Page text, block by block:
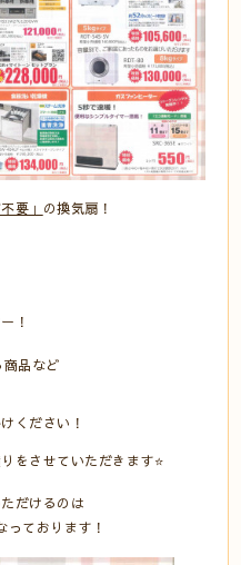
要」 の換気扇！
！
商品など
ください！
をさせていただきます⭐
だけるのは
っております！